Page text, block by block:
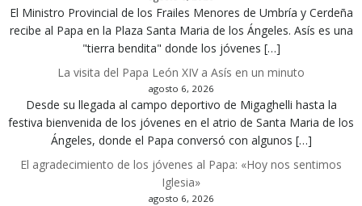
El Ministro Provincial de los Frailes Menores de Umbría y Cerdeña
recibe al Papa en la Plaza Santa Maria de los Ángeles. Asís es una
"tierra bendita" donde los jóvenes […]
La visita del Papa León XIV a Asís en un minuto
agosto 6, 2026
Desde su llegada al campo deportivo de Migaghelli hasta la
festiva bienvenida de los jóvenes en el atrio de Santa Maria de los
Ángeles, donde el Papa conversó con algunos […]
El agradecimiento de los jóvenes al Papa: «Hoy nos sentimos
Iglesia»
agosto 6, 2026